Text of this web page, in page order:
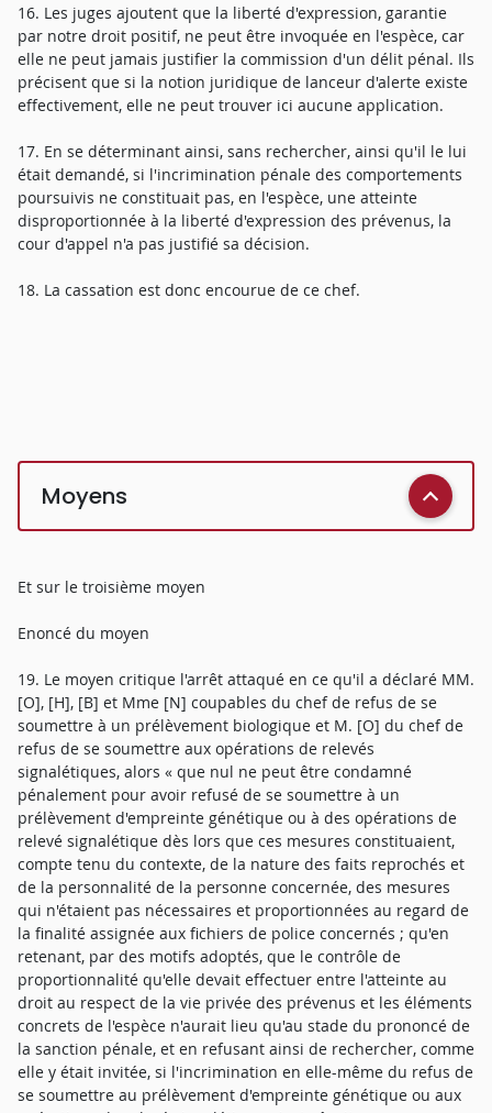
16. Les juges ajoutent que la liberté d'expression, garantie
par notre droit positif, ne peut être invoquée en l'espèce, car
elle ne peut jamais justifier la commission d'un délit pénal. Ils
précisent que si la notion juridique de lanceur d'alerte existe
effectivement, elle ne peut trouver ici aucune application.
17. En se déterminant ainsi, sans rechercher, ainsi qu'il le lui
était demandé, si l'incrimination pénale des comportements
poursuivis ne constituait pas, en l'espèce, une atteinte
disproportionnée à la liberté d'expression des prévenus, la
cour d'appel n'a pas justifié sa décision.
18. La cassation est donc encourue de ce chef.
Moyens
Et sur le troisième moyen
Enoncé du moyen
19. Le moyen critique l'arrêt attaqué en ce qu'il a déclaré MM.
[O], [H], [B] et Mme [N] coupables du chef de refus de se
soumettre à un prélèvement biologique et M. [O] du chef de
refus de se soumettre aux opérations de relevés
signalétiques, alors « que nul ne peut être condamné
pénalement pour avoir refusé de se soumettre à un
prélèvement d'empreinte génétique ou à des opérations de
relevé signalétique dès lors que ces mesures constituaient,
compte tenu du contexte, de la nature des faits reprochés et
de la personnalité de la personne concernée, des mesures
qui n'étaient pas nécessaires et proportionnées au regard de
la finalité assignée aux fichiers de police concernés ; qu'en
retenant, par des motifs adoptés, que le contrôle de
proportionnalité qu'elle devait effectuer entre l'atteinte au
droit au respect de la vie privée des prévenus et les éléments
concrets de l'espèce n'aurait lieu qu'au stade du prononcé de
la sanction pénale, et en refusant ainsi de rechercher, comme
elle y était invitée, si l'incrimination en elle-même du refus de
se soumettre au prélèvement d'empreinte génétique ou aux